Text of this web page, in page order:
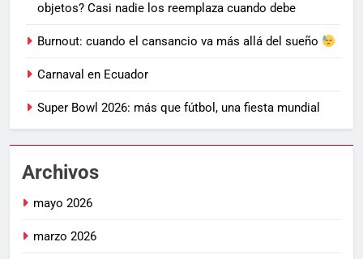
objetos? Casi nadie los reemplaza cuando debe
Burnout: cuando el cansancio va más allá del sueño
Carnaval en Ecuador
Super Bowl 2026: más que fútbol, una fiesta mundial
Archivos
mayo 2026
marzo 2026